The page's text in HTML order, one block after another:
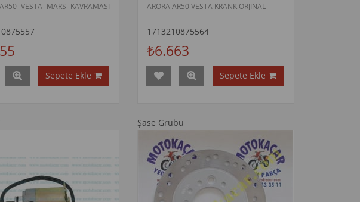
VESTA MARS KAVRAMASI
Sepete Ekle
ARORA AR50 VESTA KRANK ORJINAL
1713210875564
₺6.663
Sepete Ekle
Şase Grubu